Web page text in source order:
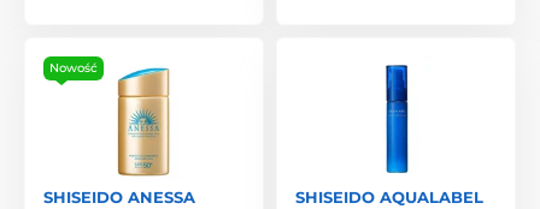
Nowość
SHISEIDO ANESSA
SHISEIDO AQUALABEL